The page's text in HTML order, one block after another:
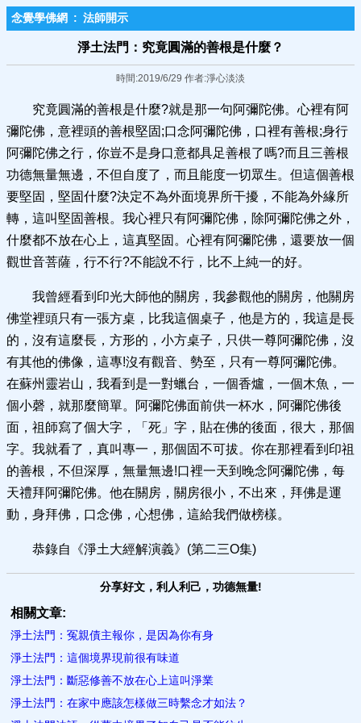
念覺學佛網 : 法師開示
淨土法門：究竟圓滿的善根是什麼？
時間:2019/6/29 作者:淨心淡淡
究竟圓滿的善根是什麼?就是那一句阿彌陀佛。心裡有阿
彌陀佛，意裡頭的善根堅固;口念阿彌陀佛，口裡有善根;身行
阿彌陀佛之行，你豈不是身口意都具足善根了嗎?而且三善根
功德無量無邊，不但自度了，而且能度一切眾生。但這個善根
要堅固，堅固什麼?決定不為外面境界所干擾，不能為外緣所
轉，這叫堅固善根。我心裡只有阿彌陀佛，除阿彌陀佛之外，
什麼都不放在心上，這真堅固。心裡有阿彌陀佛，還要放一個
觀世音菩薩，行不行?不能說不行，比不上純一的好。
我曾經看到印光大師他的關房，我參觀他的關房，他關房
佛堂裡頭只有一張方桌，比我這個桌子，他是方的，我這是長
的，沒有這麼長，方形的，小方桌子，只供一尊阿彌陀佛，沒
有其他的佛像，這專!沒有觀音、勢至，只有一尊阿彌陀佛。
在蘇州靈岩山，我看到是一對蠟台，一個香爐，一個木魚，一
個小磬，就那麼簡單。阿彌陀佛面前供一杯水，阿彌陀佛後
面，祖師寫了個大字，「死」字，貼在佛的後面，很大，那個
字。我就看了，真叫專一，那個固不可拔。你在那裡看到印祖
的善根，不但深厚，無量無邊!口裡一天到晚念阿彌陀佛，每
天禮拜阿彌陀佛。他在關房，關房很小，不出來，拜佛是運
動，身拜佛，口念佛，心想佛，這給我們做榜樣。
恭錄自《淨土大經解演義》(第二三O集)
分享好文，利人利己，功德無量!
相關文章:
淨土法門：冤親債主報你，​是因為你有身
淨土法門：這個境界現前很有味道
淨土法門：斷惡修善不放在心上這叫淨業
淨土法門：在家中應該怎樣做三時繫念才如法？